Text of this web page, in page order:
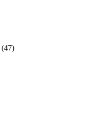
(47)